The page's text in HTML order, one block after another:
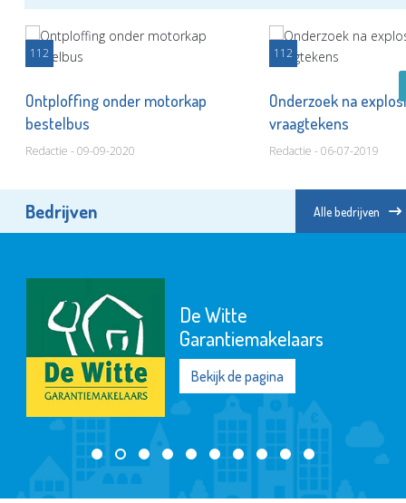
112
Ontploffing onder motorkap
bestelbus
Redactie - 09-09-2020
112
Onderzoek na
vraagtekens
Redactie - 06-07-2019
Bedrijven Alle bedrijven
De Witte
Garantiemakelaars
Bekijk de pagina